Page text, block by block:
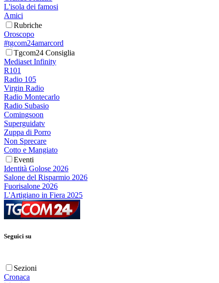
L'isola dei famosi
Amici
Rubriche
Oroscopo
#tgcom24amarcord
Tgcom24 Consiglia
Mediaset Infinity
R101
Radio 105
Virgin Radio
Radio Montecarlo
Radio Subasio
Comingsoon
Superguidatv
Zuppa di Porro
Non Sprecare
Cotto e Mangiato
Eventi
Identità Golose 2026
Salone del Risparmio 2026
Fuorisalone 2026
L'Artigiano in Fiera 2025
Seguici su
Sezioni
Cronaca